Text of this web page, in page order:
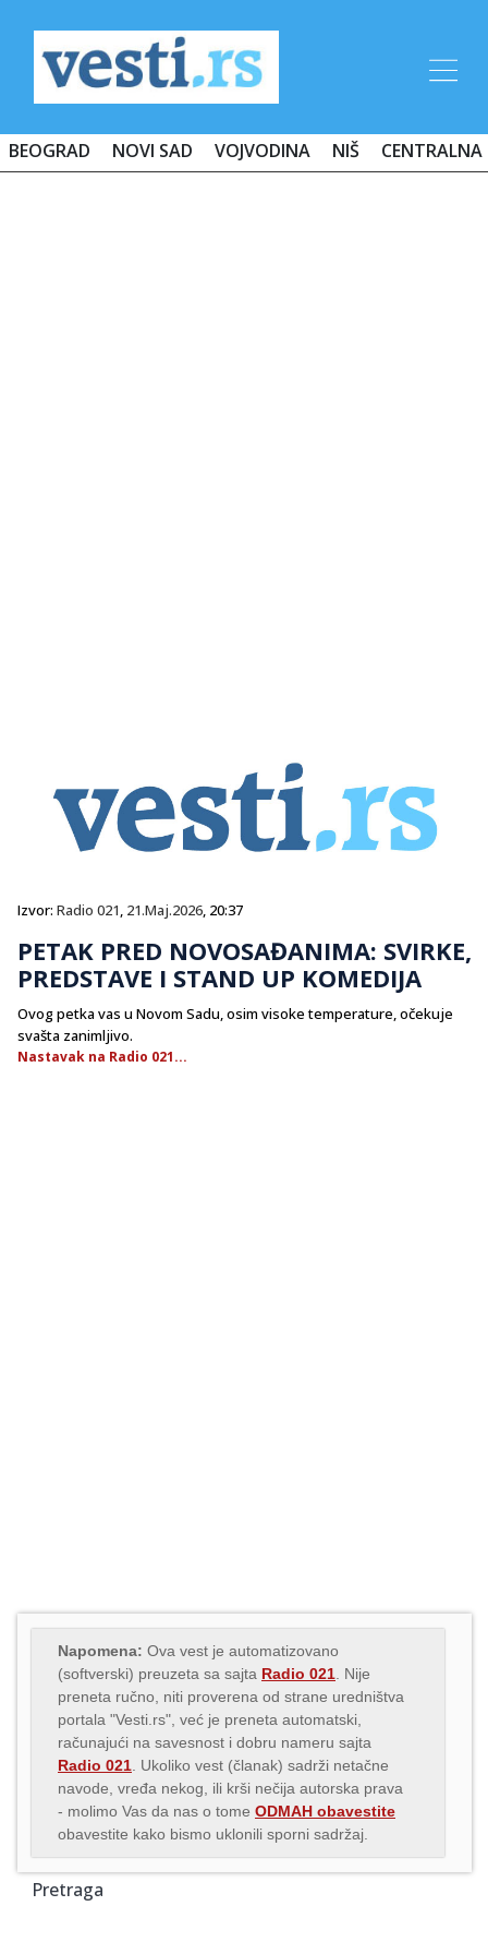
BEOGRAD NOVI SAD VOJVODINA NIŠ CENTRALNA
Izvor: Radio 021, 21.Maj.2026, 20:37
PETAK PRED NOVOSAĐANIMA: SVIRKE,
PREDSTAVE I STAND UP KOMEDIJA
Ovog petka vas u Novom Sadu, osim visoke temperature, očekuje
svašta zanimljivo.
Nastavak na Radio 021...
Napomena: Ova vest je automatizovano
(softverski) preuzeta sa sajta Radio 021 . Nije
preneta ručno, niti proverena od strane uredništva
portala "Vesti.rs", već je preneta automatski,
računajući na savesnost i dobru nameru sajta
Radio 021 . Ukoliko vest (članak) sadrži netačne
navode, vređa nekog, ili krši nečija autorska prava
- molimo Vas da nas o tome ODMAH obavestite
obavestite kako bismo uklonili sporni sadržaj.
Pretraga